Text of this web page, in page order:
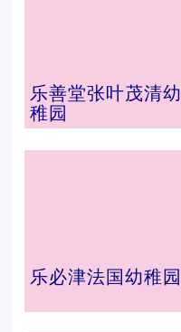
乐善堂张叶茂清幼
稚园
乐必津法国幼稚园